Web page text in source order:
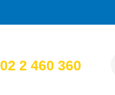
02 2 460 360